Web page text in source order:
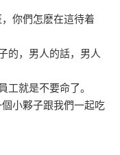
，再上去坐着，估
很是無語，“沒有，
你們怎麽在這待着